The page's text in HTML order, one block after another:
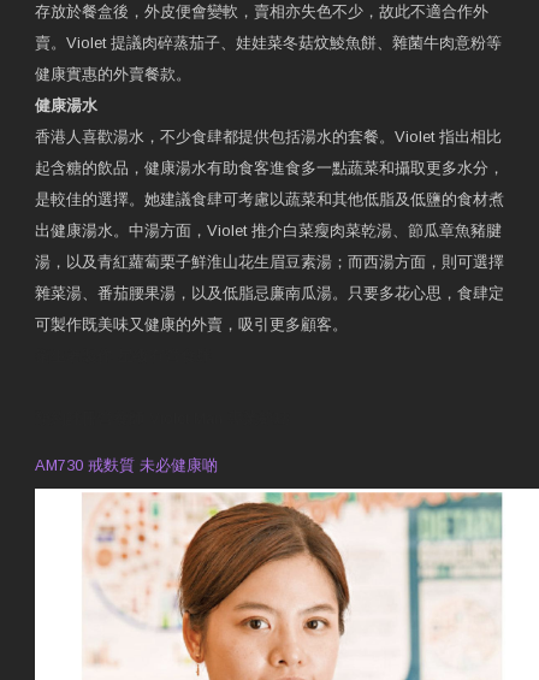
存放於餐盒後，外皮便會變軟，賣相亦失色不少，故此不適合作外
賣。Violet 提議肉碎蒸茄子、娃娃菜冬菇炆鯪魚餅、雜菌牛肉意粉等
健康實惠的外賣餐款。
健康湯水
香港人喜歡湯水，不少食肆都提供包括湯水的套餐。Violet 指出相比
起含糖的飲品，健康湯水有助食客進食多一點蔬菜和攝取更多水分，
是較佳的選擇。她建議食肆可考慮以蔬菜和其他低脂及低鹽的食材煮
出健康湯水。中湯方面，Violet 推介白菜瘦肉菜乾湯、節瓜章魚豬腱
湯，以及青紅蘿蔔栗子鮮淮山花生眉豆素湯；而西湯方面，則可選擇
雜菜湯、番茄腰果湯，以及低脂忌廉南瓜湯。只要多花心思，食肆定
可製作既美味又健康的外賣，吸引更多顧客。
AM730 戒麩質 未必健康啲